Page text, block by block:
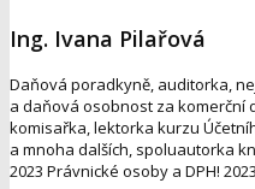
Ing. Ivana Pilařová
Daňová poradkyně, auditorka,
a daňová osobnost za komerční
komisařka, lektorka kurzu
a mnoha dalších, spoluautorka
2023 Právnické osoby a DPH!